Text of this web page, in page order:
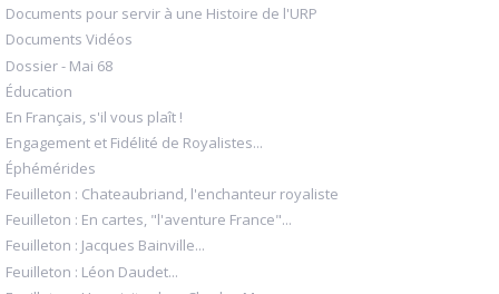
Documents pour servir à une Histoire de l'URP
Documents Vidéos
Dossier - Mai 68
Éducation
En Français, s'il vous plaît !
Engagement et Fidélité de Royalistes...
Éphémérides
Feuilleton : Chateaubriand, l'enchanteur royaliste
Feuilleton : En cartes, "l'aventure France"...
Feuilleton : Jacques Bainville...
Feuilleton : Léon Daudet...